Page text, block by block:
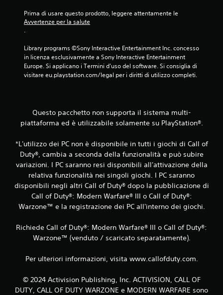
8
5
a
u
t
a
z
i
o
n
i
Prima di usare questo prodotto, leggere attentamente le
Avvertenze per la salute
.
Library programs ©Sony Interactive Entertainment Inc. concesso
in licenza esclusivamente a Sony Interactive Entertainment
Europe. Si applicano i Termini d'uso del software. Si consiglia di
visitare eu.playstation.com/legal per i diritti di utilizzo completi.
Questo pacchetto non supporta il sistema multi-
piattaforma ed è utilizzabile solamente su PlayStation®.
*L'utilizzo dei PC non è disponibile in tutti i giochi di Call of
Duty®, cambia a seconda della funzionalità e può subire
variazioni. I PC saranno resi disponibili all'attivazione della
relativa funzionalità nei singoli giochi. I PC saranno
disponibili negli altri Call of Duty® dopo la pubblicazione di
Call of Duty®: Modern Warfare® III o Call of Duty®:
Warzone™ e la registrazione dei PC all'interno dei giochi.
Richiede Call of Duty®: Modern Warfare® III o Call of Duty®:
Warzone™ (venduto / scaricato separatamente).
Per ulteriori informazioni, visita www.callofduty.com.
© 2024 Activision Publishing, Inc. ACTIVISION, CALL OF
DUTY, CALL OF DUTY WARZONE e MODERN WARFARE sono